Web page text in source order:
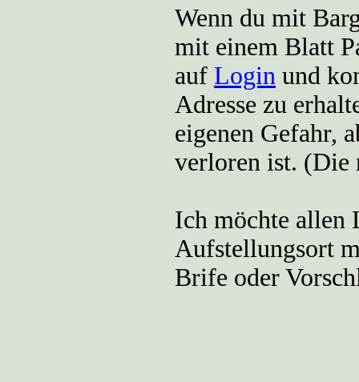
Wenn du mit
mit einem Blatt
auf Login und
Adresse zu
eigenen Gefahr,
verloren ist. (Die
Ich möchte allen
Aufstellungsort
Brife oder